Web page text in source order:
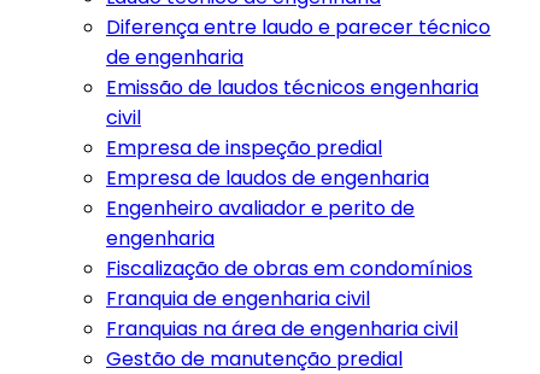
Diferença entre laudo e parecer técnico
de engenharia
Emissão de laudos técnicos engenharia
civil
Empresa de inspeção predial
Empresa de laudos de engenharia
Engenheiro avaliador e perito de
engenharia
Fiscalização de obras em condomínios
Franquia de engenharia civil
Franquias na área de engenharia civil
Gestão de manutenção predial